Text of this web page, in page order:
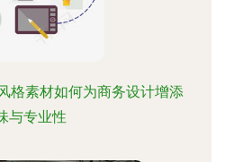
格素材如何为商务设计增添
与专业性